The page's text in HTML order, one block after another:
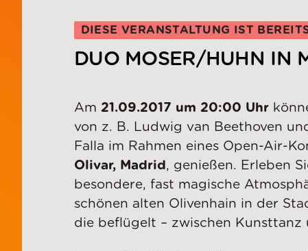
DIESE VERANSTALTUNG IST
DUO MOSER/HUHN IN
Am 21.09.2017 um 20:00 Uhr
von z. B. Ludwig van Beethoven
Falla im Rahmen eines Open-Air-
Olivar, Madrid, genießen. Erleben
besondere, fast magische
schönen alten Olivenhain in der
die beflügelt – zwischen Kunsttanz